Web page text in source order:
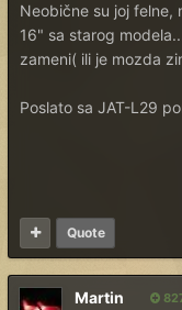
Neobične su joj felne,
16" sa starog
zameni( ili je mozda
Poslato sa JAT-L29
Quote
Martin